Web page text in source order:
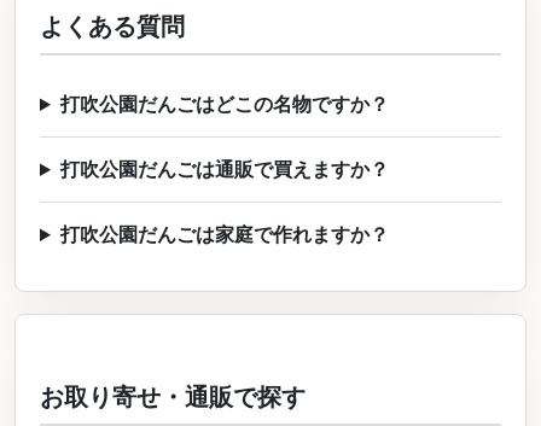
よくある質問
打吹公園だんごはどこの名物ですか？
打吹公園だんごは通販で買えますか？
打吹公園だんごは家庭で作れますか？
お取り寄せ・通販で探す